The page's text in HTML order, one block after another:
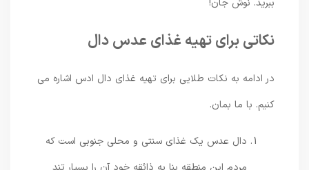
نکاتی برای تهیه غذای عدس دال
در ادامه به نکات طلایی برای تهیه غذای دال ادس اشاره می
کنیم. با ما بمان.
دال عدس یک غذای سنتی و محلی جنوبی است که